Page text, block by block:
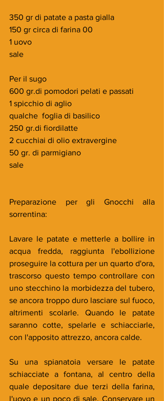
350 gr di patate a pasta gialla
150 gr circa di farina 00
1 uovo
sale
Per il sugo
600 gr.di pomodori pelati e passati
1 spicchio di aglio
qualche  foglia di basilico
250 gr.di fiordilatte
2 cucchiai di olio extravergine
50 gr. di parmigiano
sale
Preparazione per gli Gnocchi alla
sorrentina:
Lavare le patate e metterle a bollire in
acqua fredda, raggiunta l'ebollizione
proseguire la cottura per un quarto d'ora,
trascorso questo tempo controllare con
uno stecchino la morbidezza del tubero,
se ancora troppo duro lasciare sul fuoco,
altrimenti scolarle. Quando le patate
saranno cotte, spelarle e schiacciarle,
con l'apposito attrezzo, ancora calde.
Su una spianatoia versare le patate
schiacciate a fontana, al centro della
quale depositare due terzi della farina,
l'uovo e un poco di sale. Conservare un